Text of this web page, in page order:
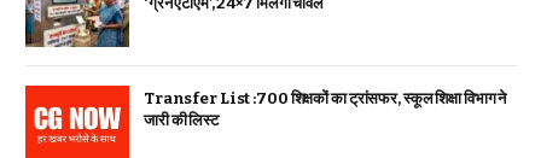
Transfer List :700 शिक्षकों का ट्रांसफर, स्कूल शिक्षा विभाग ने
जारी की लिस्ट